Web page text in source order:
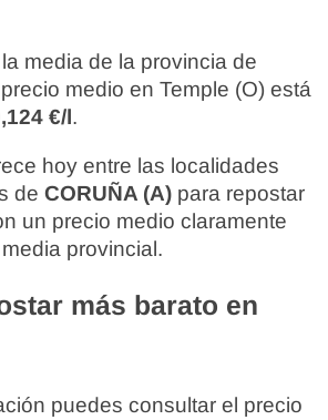
media de la provincia de
medio en Temple (O) está
€/l.
hoy entre las localidades
de CORUÑA (A) para repostar
un precio medio claramente
provincial.
más barato en
puedes consultar el precio